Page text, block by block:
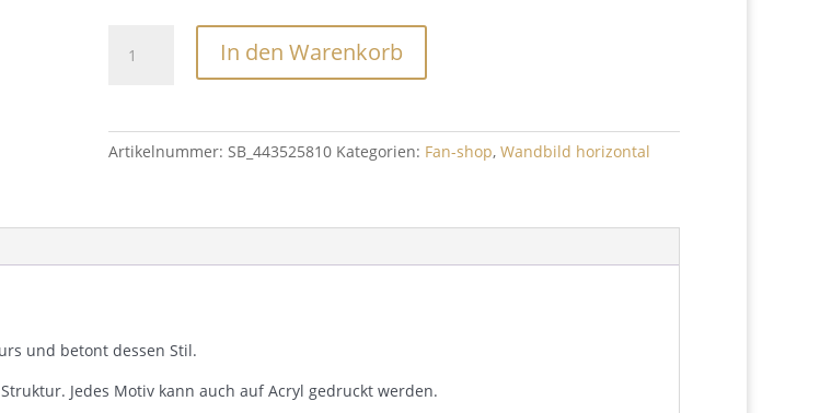
Menge
In den Warenkorb
Artikelnummer: SB_443525810 Kategorien: Fan-shop, Wandbild horizontal
und betont dessen Stil.
Jedes Motiv kann auch auf Acryl gedruckt werden.